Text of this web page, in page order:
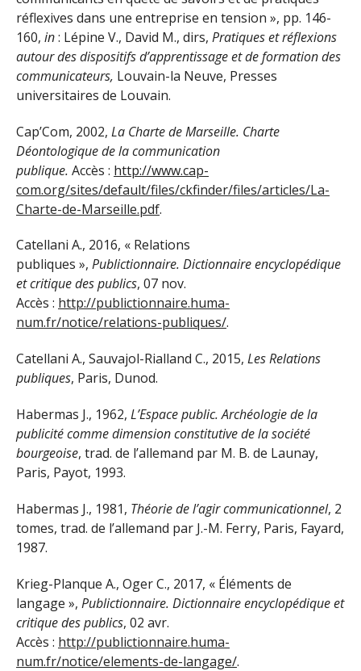
réflexives dans une entreprise en tension », pp. 146-
160, in: Lépine V., David M., dirs, Pratiques et réflexions
autour des dispositifs d’apprentissage et de formation des
communicateurs, Louvain-la Neuve, Presses
universitaires de Louvain.
Cap’Com, 2002, La Charte de Marseille. Charte
Déontologique de la communication
publique. Accès : http://www.cap-
com.org/sites/default/files/ckfinder/files/articles/La-
Charte-de-Marseille.pdf.
Catellani A., 2016, « Relations
publiques », Publictionnaire. Dictionnaire encyclopédique
et critique des publics, 07 nov.
Accès : http://publictionnaire.huma-
num.fr/notice/relations-publiques/.
Catellani A., Sauvajol-Rialland C., 2015, Les Relations
publiques, Paris, Dunod.
Habermas J., 1962, L’Espace public. Archéologie de la
publicité comme dimension constitutive de la société
bourgeoise, trad. de l’allemand par M. B. de Launay,
Paris, Payot, 1993.
Habermas J., 1981, Théorie de l’agir communicationnel, 2
tomes, trad. de l’allemand par J.-M. Ferry, Paris, Fayard,
1987.
Krieg-Planque A., Oger C., 2017, « Éléments de
langage », Publictionnaire. Dictionnaire encyclopédique et
critique des publics, 02 avr.
Accès : http://publictionnaire.huma-
num.fr/notice/elements-de-langage/.